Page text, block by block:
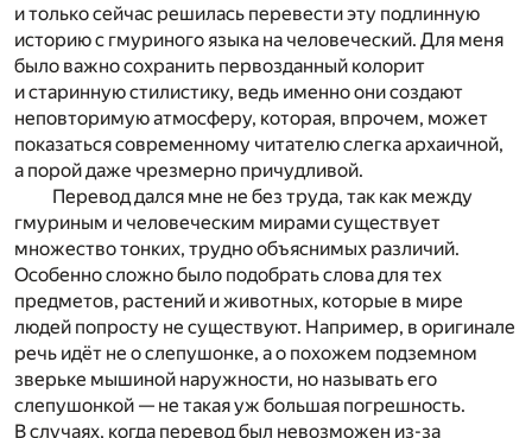
и только сейчас решилась перевести эту подлинную
историю с гмуриного языка на человеческий. Для меня
было важно сохранить первозданный колорит
и старинную стилистику, ведь именно они создают
неповторимую атмосферу, которая, впрочем, может
показаться современному читателю слегка архаичной,
а порой даже чрезмерно причудливой.
Перевод дался мне не без труда, так как между
гмуриным и человеческим мирами существует
множество тонких, трудно объяснимых различий.
Особенно сложно было подобрать слова для тех
предметов, растений и животных, которые в мире
людей попросту не существуют. Например, в оригинале
речь идёт не о слепушонке, а о похожем подземном
зверьке мышиной наружности, но называть его
слепушонкой — не такая уж большая погрешность.
В случаях, когда перевод был невозможен из-за